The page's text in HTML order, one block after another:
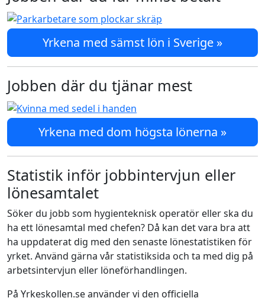
Yrkena med sämst lön i Sverige »
Jobben där du tjänar mest
Yrkena med dom högsta lönerna »
Statistik inför jobbintervjun eller
lönesamtalet
Söker du jobb som hygienteknisk operatör eller ska du
ha ett lönesamtal med chefen? Då kan det vara bra att
ha uppdaterat dig med den senaste lönestatistiken för
yrket. Använd gärna vår statistiksida och ta med dig på
arbetsintervjun eller löneförhandlingen.
På Yrkeskollen.se använder vi den officiella